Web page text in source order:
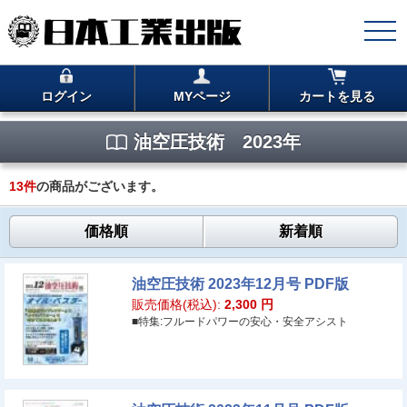
ログイン MYページ カートを見る
油空圧技術 2023年
13件の商品がございます。
価格順 新着順
油空圧技術 2023年12月号 PDF版
販売価格(税込): 2,300 円
■特集:フルードパワーの安心・安全アシスト